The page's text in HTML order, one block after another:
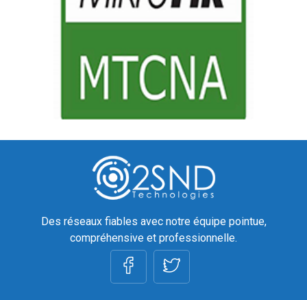
Des réseaux fiables avec notre équipe pointue,
compréhensive et professionnelle.